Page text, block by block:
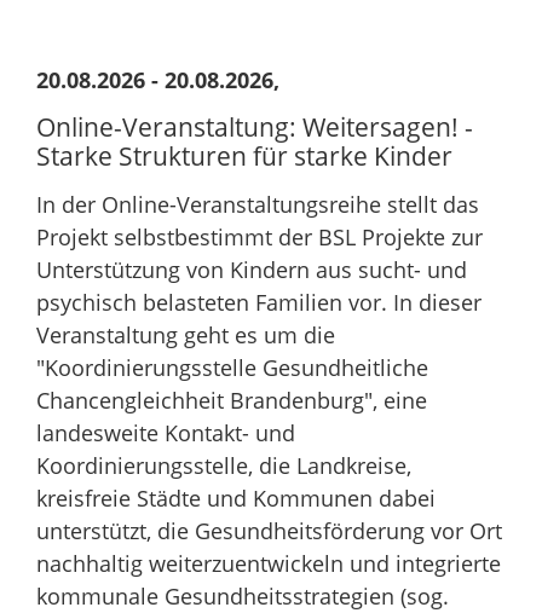
20.08.2026 - 20.08.2026,
Online-Veranstaltung: Weitersagen! -
Starke Strukturen für starke Kinder
In der Online-Veranstaltungsreihe stellt das
Projekt selbstbestimmt der BSL Projekte zur
Unterstützung von Kindern aus sucht- und
psychisch belasteten Familien vor. In dieser
Veranstaltung geht es um die
"Koordinierungsstelle Gesundheitliche
Chancengleichheit Brandenburg", eine
landesweite Kontakt- und
Koordinierungsstelle, die Landkreise,
kreisfreie Städte und Kommunen dabei
unterstützt, die Gesundheitsförderung vor Ort
nachhaltig weiterzuentwickeln und integrierte
kommunale Gesundheitsstrategien (sog.